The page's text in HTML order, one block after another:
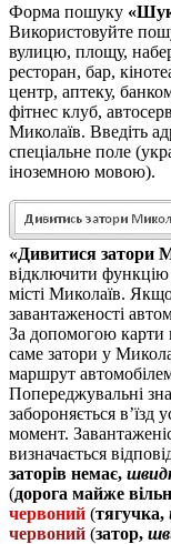
Форма пошуку
Використовуйте
вулицю, площу,
ресторан, бар,
центр, аптеку,
фітнес клуб,
Миколаїв. Введіть
спеціальне поле
іноземною мовою).
«Дивитися затори
відключити функцію
місті Миколаїв.
завантаженості
За допомогою
саме затори у
маршрут
Попереджувальні
забороняється в’їзд
момент.
визначається
заторів немає,
(дорога майже
червоний (тягучка,
червоний (затор,